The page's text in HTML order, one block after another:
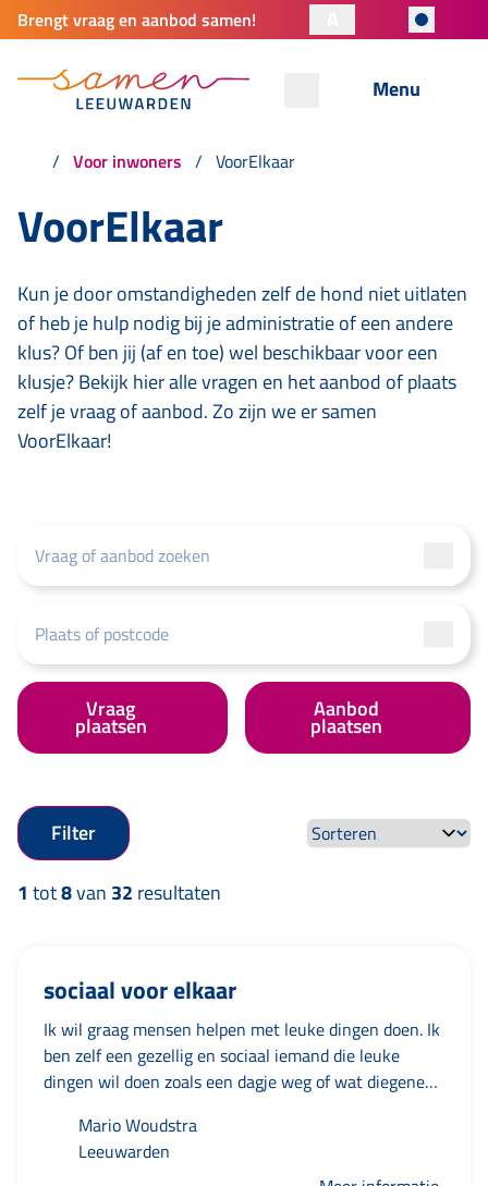
Brengt vraag en aanbod samen!
Menu
Voor inwoners VoorElkaar
VoorElkaar
Kun je door omstandigheden zelf de hond niet uitlaten
of heb je hulp nodig bij je administratie of een andere
klus? Of ben jij (af en toe) wel beschikbaar voor een
klusje? Bekijk hier alle vragen en het aanbod of plaats
zelf je vraag of aanbod. Zo zijn we er samen
VoorElkaar!
Vraag
plaatsen
Aanbod
plaatsen
Filter
1 tot8van 32 resultaten
sociaal voor elkaar
Ik wil graag mensen helpen met leuke dingen doen. Ik
ben zelf een gezellig en sociaal iemand die leuke
dingen wil doen zoals een dagje weg of wat diegene
beschikking en woon Leeuwarden
Mario Woudstra
Leeuwarden